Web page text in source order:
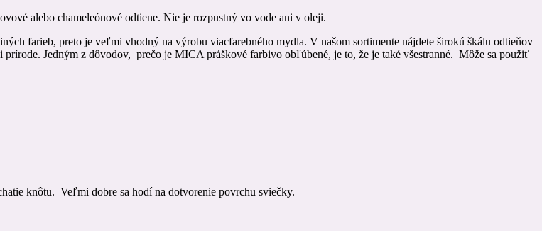
alebo chameleónové odtiene. Nie je rozpustný vo vode ani v oleji.
farieb, preto je veľmi vhodný na výrobu viacfarebného mydla. V našom sortimente nájdete širokú škálu odtieňov
Jedným z dôvodov, prečo je MICA práškové farbivo obľúbené, je to, že je také všestranné. Môže sa použiť
knôtu. Veľmi dobre sa hodí na dotvorenie povrchu sviečky.